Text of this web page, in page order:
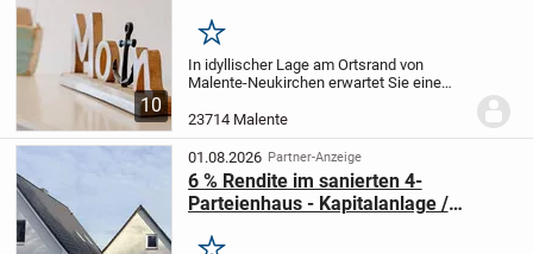
10
Merken
In idyllischer Lage am Ortsrand von
Malente-Neukirchen erwartet Sie eine
Großzügigkeit und moderne
Energieeffizienz auf besondere Weise
miteinander verbindet.Das...
23714 Malente
01.08.2026 Partner-Anzeige
6 % Rendite im sanierten 4-
Parteienhaus - Kapitalanlage /